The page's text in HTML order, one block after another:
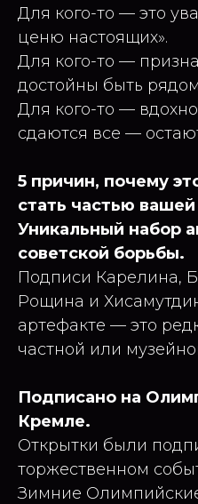
Для кого-то — это
ценю настоящих».
Для кого-то —
достойны быть
Для кого-то —
сдаются все —
5 причин, почему
стать частью
Уникальный набор
советской борьбы.
Подписи Карелина,
Рощина и
артефакте — это
частной или
Подписано на
Кремле.
Открытки были
торжественном
Зимние